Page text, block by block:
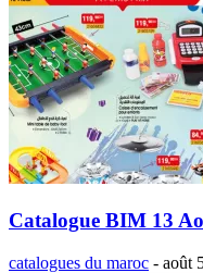
Catalogue BIM 13
catalogues du maroc - août